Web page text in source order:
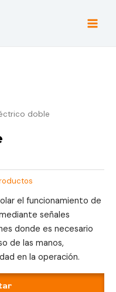
Main
doble
el funcionamiento de
señales
donde es necesario
de las manos,
en la operación.